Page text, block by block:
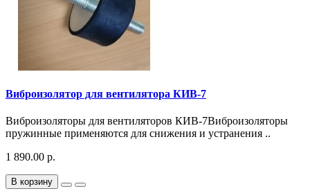
Виброизолятор для вентилятора КИВ-7
Виброизоляторы для вентиляторов КИВ-7Виброизоляторы
пружинные применяются для снижения и устранения ..
1 890.00 р.
В корзину